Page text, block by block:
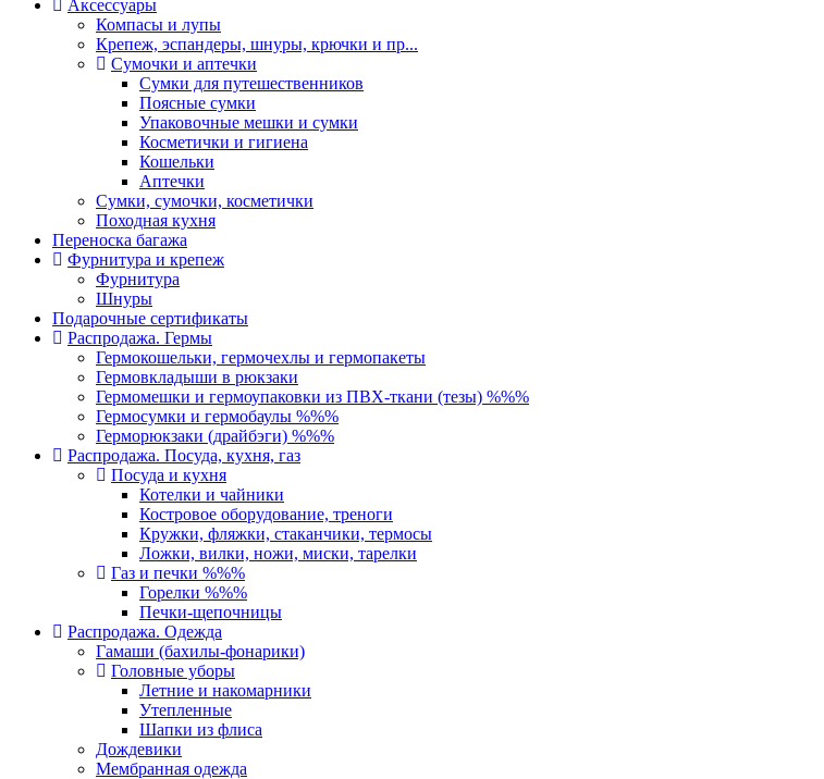
Аксессуары
Компасы и лупы
Крепеж, эспандеры, шнуры, крючки и пр...
Сумочки и аптечки
Сумки для путешественников
Поясные сумки
Упаковочные мешки и сумки
Косметички и гигиена
Кошельки
Аптечки
Сумки, сумочки, косметички
Походная кухня
Переноска багажа
Фурнитура и крепеж
Фурнитура
Шнуры
Подарочные сертификаты
Распродажа. Гермы
Гермокошельки, гермочехлы и гермопакеты
Гермовкладыши в рюкзаки
Гермомешки и гермоупаковки из ПВХ-ткани (тезы) %%%
Гермосумки и гермобаулы %%%
Герморюкзаки (драйбэги) %%%
Распродажа. Посуда, кухня, газ
Посуда и кухня
Котелки и чайники
Костровое оборудование, треноги
Кружки, фляжки, стаканчики, термосы
Ложки, вилки, ножи, миски, тарелки
Газ и печки %%%
Горелки %%%
Печки-щепочницы
Распродажа. Одежда
Гамаши (бахилы-фонарики)
Головные уборы
Летние и накомарники
Утепленные
Шапки из флиса
Дождевики
Мембранная одежда